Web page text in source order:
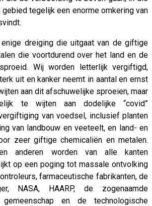
tegelijk een enorme omkering van
dreiging die uitgaat van de giftige
die voortdurend over het land en de
Wij worden letterlijk vergiftigd,
uit en kanker neemt in aantal en ernst
aan dit afschuwelijke sproeien, maar
te wijten aan dodelijke “covid”
van voedsel, inclusief planten
van landbouw en veeteelt, en land- en
zeer giftige chemicaliën en metalen.
anderen worden van alle kanten
op een poging tot massale ontvolking
farmaceutische fabrikanten, de
NASA, HAARP, de zogenaamde
gemeenschap en de technologische